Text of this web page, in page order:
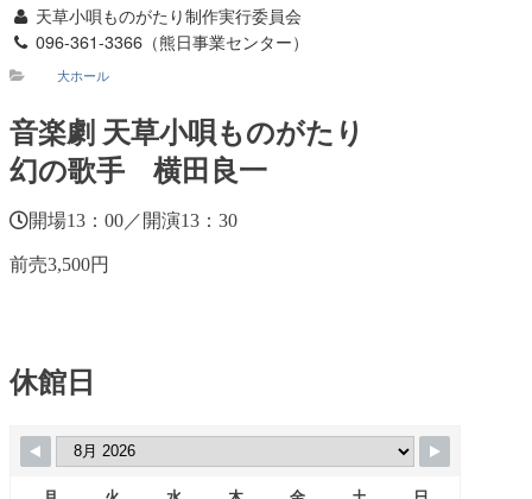
天草小唄ものがたり制作実行委員会
096-361-3366（熊日事業センター）
大ホール
音楽劇 天草小唄ものがたり
幻の歌手 横田良一
開場13：00／開演13：30
前売3,500円
休館日